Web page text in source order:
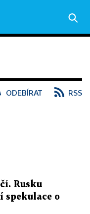
ODEBÍRAT RSS
Rusku
spekulace o